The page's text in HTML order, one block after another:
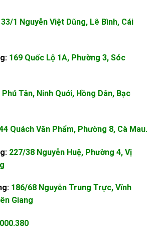
33/1 Nguyễn Việt Dũng, Lê Bình, Cái
169 Quốc Lộ 1A, Phường 3, Sóc
Phú Tân, Ninh Quới, Hồng Dân, Bạc
Quách Văn Phẩm, Phường 8, Cà Mau.
227/38 Nguyễn Huệ, Phường 4, Vị
186/68 Nguyễn Trung Trực, Vĩnh
Giang